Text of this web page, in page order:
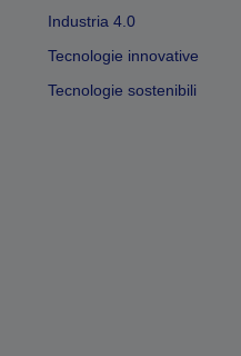
Industria 4.0
Tecnologie innovative
Tecnologie sostenibili